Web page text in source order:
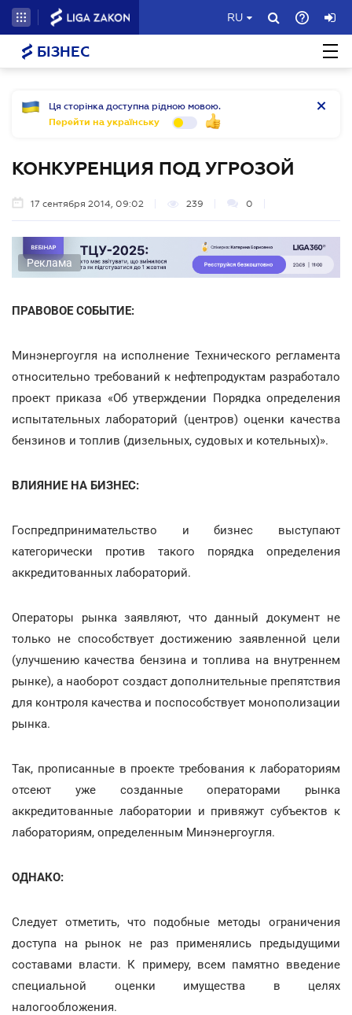
RU
БІЗНЕС
Ця сторінка доступна рідною мовою.
Перейти на українську
КОНКУРЕНЦИЯ ПОД УГРОЗОЙ
17 сентября 2014, 09:02 239 0
Реклама
ПРАВОВОЕ СОБЫТИЕ:
Минэнергоугля на исполнение Технического регламента
относительно требований к нефтепродуктам разработало
проект приказа «Об утверждении Порядка определения
испытательных лабораторий (центров) оценки качества
бензинов и топлив (дизельных, судовых и котельных)».
ВЛИЯНИЕ НА БИЗНЕС:
Госпредпринимательство и бизнес выступают
категорически против такого порядка определения
аккредитованных лабораторий.
Операторы рынка заявляют, что данный документ не
только не способствует достижению заявленной цели
(улучшению качества бензина и топлива на внутреннем
рынке), а наоборот создаст дополнительные препятствия
для контроля качества и поспособствует монополизации
рынка.
Так, прописанные в проекте требования к лабораториям
отсеют уже созданные операторами рынка
аккредитованные лаборатории и привяжут субъектов к
лабораториям, определенным Минэнергоугля.
ОДНАКО:
Следует отметить, что подобные методы ограничения
доступа на рынок не раз применялись предыдущими
составами власти. К примеру, всем памятно введение
специальной оценки имущества в целях
налогообложения.